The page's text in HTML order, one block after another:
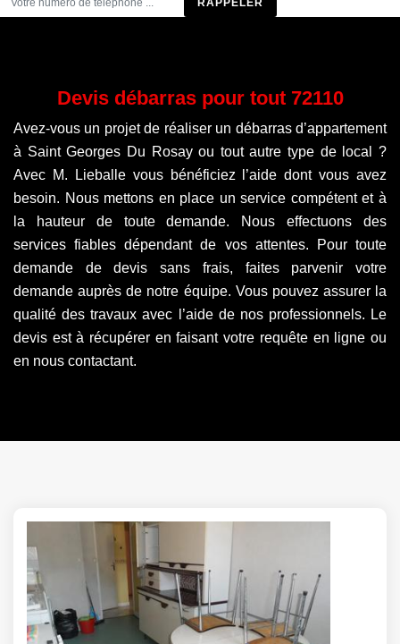
Devis débarras pour tout 72110
Avez-vous un projet de réaliser un débarras d’appartement
à Saint Georges Du Rosay ou tout autre type de local ?
Avec M. Lieballe vous bénéficiez l’aide dont vous avez
besoin. Nous mettons en place un service compétent et à
la hauteur de toute demande. Nous effectuons des
services fiables dépendant de vos attentes. Pour toute
demande de devis sans frais, faites parvenir votre
demande auprès de notre équipe. Vous pouvez assurer la
qualité des travaux avec l’aide de nos professionnels. Le
devis est à récupérer en faisant votre requête en ligne ou
en nous contactant.